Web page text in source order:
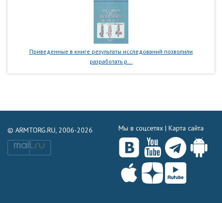
Приведенные в книге результаты исследований позволили
разработать р...
© ARMTORG.RU, 2006-2026 Мы в соцсетях | Карта сайта